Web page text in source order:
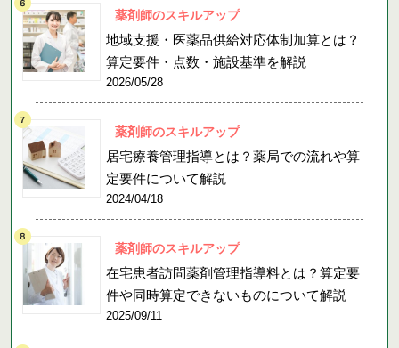
薬剤師のスキルアップ
地域支援・医薬品供給対応体制加算とは？
算定要件・点数・施設基準を解説
2026/05/28
薬剤師のスキルアップ
居宅療養管理指導とは？薬局での流れや算
定要件について解説
2024/04/18
薬剤師のスキルアップ
在宅患者訪問薬剤管理指導料とは？算定要
件や同時算定できないものについて解説
2025/09/11